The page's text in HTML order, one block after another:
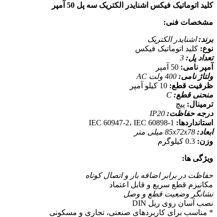
کلید اتوماتیک فیکس اشنایدر الکتریک سه پل 50 آمپر
مشخصات فنی:
برند:اشنایدر الکتریک
نوع: کلید اتوماتیک فیکس
تعداد پل:
آمپر نامی:
ولتاژ نامی:
ظرفیت قطع:
منحنی قطع:
ترمینال: پیچ
درجه حفاظت:
استانداردها:
ابعاد:
وزن:
ویژگی ها:
حفاظت در برابر اضافه بار و اتصال کوتاه
مکانیزم قطع سریع و قابل اعتماد
نشانگر وضعیت قطع و وصل
نصب آسان روی ریل DIN
* مناسب برای کاربردهای صنعتی، تجاری و مسکونی